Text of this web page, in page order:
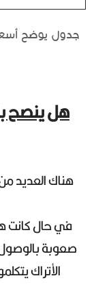
جدول يوضح
هل ينصح
هناك العديد
في حال كانت
صعوبة بالوصول
الأتراك